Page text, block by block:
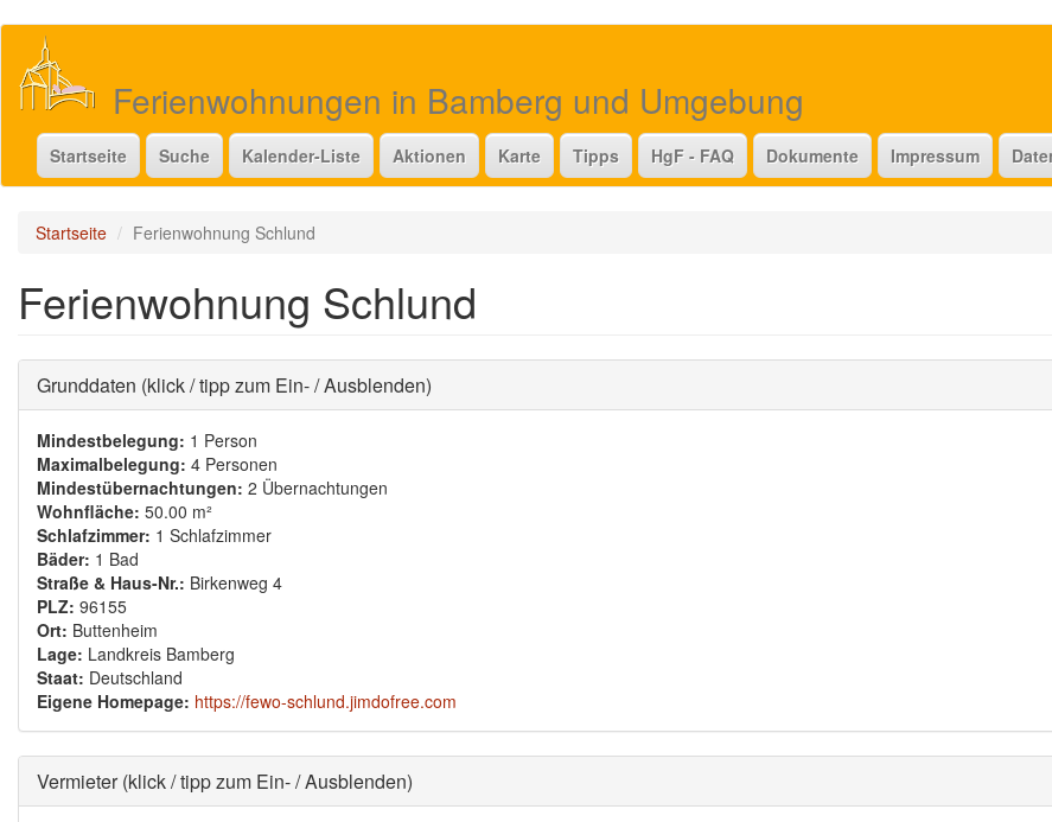
Direkt
Inhalt
Ferienwohnungen in Bamberg und Umgebung
Startseite Suche Kalender-Liste Aktionen Karte Tipps HgF - FAQ Dokumente Impressum
Startseite Ferienwohnung Schlund
Ferienwohnung Schlund
Ausblenden
Grunddaten (klick / tipp zum Ein- / Ausblenden)
Mindestbelegung: 1 Person
Maximalbelegung: 4 Personen
Mindestübernachtungen: 2 Übernachtungen
Wohnfläche: 50.00 m²
Schlafzimmer: 1 Schlafzimmer
Bäder: 1 Bad
Straße & Haus-Nr.: Birkenweg 4
PLZ: 96155
Ort: Buttenheim
Lage: Landkreis Bamberg
Staat: Deutschland
Eigene Homepage: https://fewo-schlund.jimdofree.com
Ausblenden
Vermieter (klick / tipp zum Ein- / Ausblenden)